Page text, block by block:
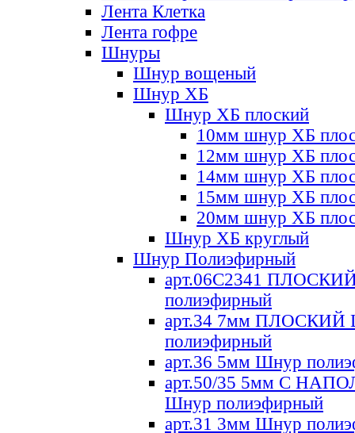
Лента Клетка
Лента гофре
Шнуры
Шнур вощеный
Шнур ХБ
Шнур ХБ плоский
10мм шнур ХБ
12мм шнур ХБ
14мм шнур ХБ
15мм шнур ХБ
20мм шнур ХБ
Шнур ХБ круглый
Шнур Полиэфирный
арт.06С2341
полиэфирный
арт.34 7мм ПЛОСКИЙ
полиэфирный
арт.36 5мм Шнур
арт.50/35 5мм С
Шнур полиэфирный
арт.31 3мм Шнур